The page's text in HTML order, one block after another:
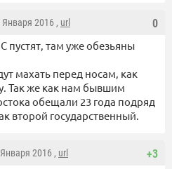
0
Января 2016 , url
пустят, там уже обезьяны
махать перед носам, как
Так же как нам бывшим
обещали 23 года подряд
второй государственный.
+3
2016 , url